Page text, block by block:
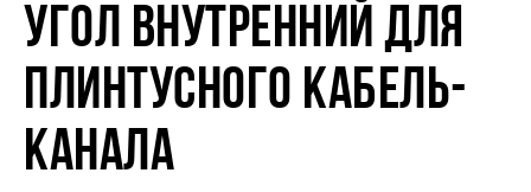
УГОЛ ВНУТРЕННИЙ ДЛЯ
ПЛИНТУСНОГО КАБЕЛЬ-
КАНАЛА